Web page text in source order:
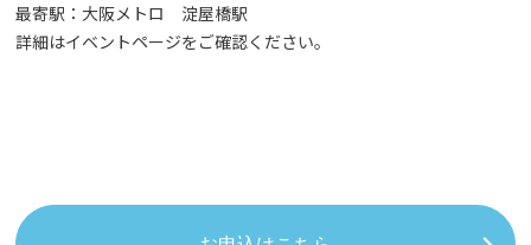
最寄駅：大阪メトロ 淀屋橋駅
詳細はイベントページをご確認ください。